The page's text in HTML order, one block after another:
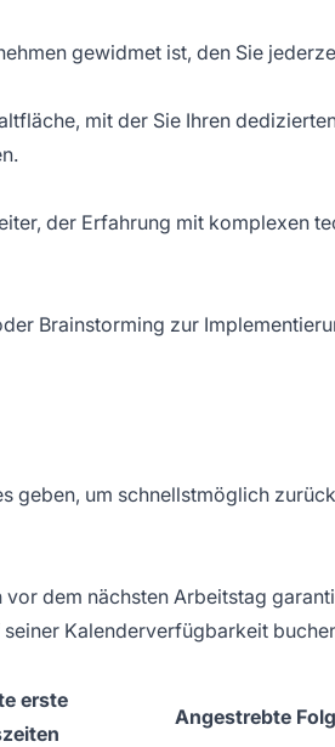
gewidmet ist, den Sie
mit der Sie Ihren
der Erfahrung mit komplexen
Brainstorming zur
geben, um schnellstmöglich
dem nächsten Arbeitstag
Kalenderverfügbarkeit
erste
Angestrebte